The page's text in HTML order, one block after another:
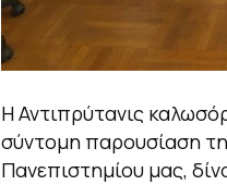
Η Αντιπρύτανις
σύντομη παρουσίαση
Πανεπιστημίου μας,